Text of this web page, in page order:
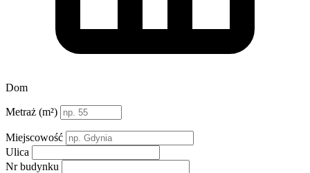
Dom
Metraż (m²)
Miejscowość
Ulica
Nr budynku